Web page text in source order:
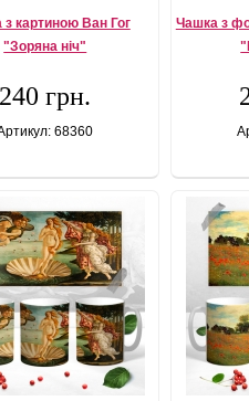
картиною Ван Гог
"Зоряна ніч"
240 грн.
68360
Чашка з